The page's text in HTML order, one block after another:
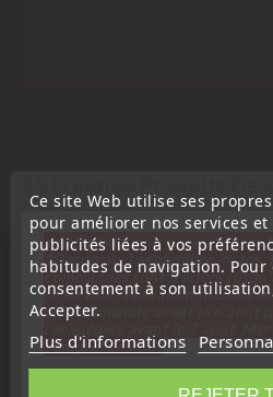
Catégorie :
Ce site Web utilise ses
pour améliorer nos services
publicités liées à vos
habitudes de navigation. Pour
consentement à son
Accepter.
Plus d'informations
« Attention, notre société sera
10 aout au 1 septembre inclus.
commandes sont traitées
le service réparation nous
télécommande avant le 6 aout
compréhension»
Fermer